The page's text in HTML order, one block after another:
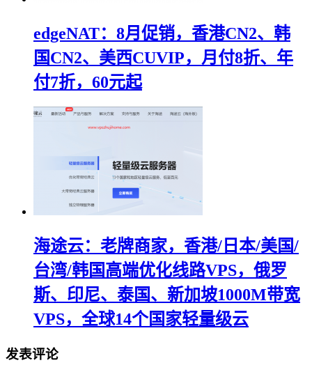
edgeNAT：8月促销，香港CN2、韩
国CN2、美西CUVIP，月付8折、年
付7折，60元起
海途云：老牌商家，香港/日本/美国/
台湾/韩国高端优化线路VPS，俄罗
斯、印尼、泰国、新加坡1000M带宽
VPS，全球14个国家轻量级云
发表评论